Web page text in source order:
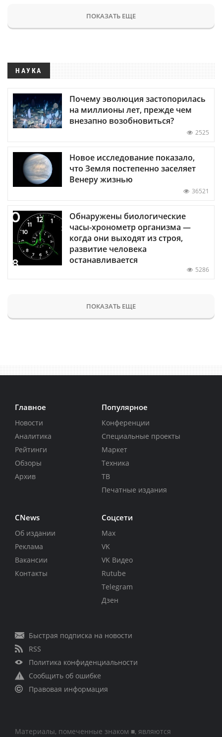
ПОКАЗАТЬ ЕЩЕ
НАУКА
Почему эволюция застопорилась
на миллионы лет, прежде чем
внезапно возобновиться?
2525
Новое исследование показало,
что Земля постепенно заселяет
Венеру жизнью
36521
Обнаружены биологические
часы-хронометр организма —
когда они выходят из строя,
развитие человека
останавливается
5286
ПОКАЗАТЬ ЕЩЕ
Главное
Новости
Аналитика
Рейтинги
Обзоры
Архив
Популярное
Конференции
Специальные проекты
Маркет
Техника
ТВ
Печатные издания
CNews
Об издании
Реклама
Вакансии
Контакты
Соцсети
Max
VK
VK Видео
Rutube
Telegram
Дзен
Быстрая подписка на новости
RSS
Политика конфиденциальности
Сообщить об ошибке
Правовая информация
Материалы, помеченные знаком ■, являются